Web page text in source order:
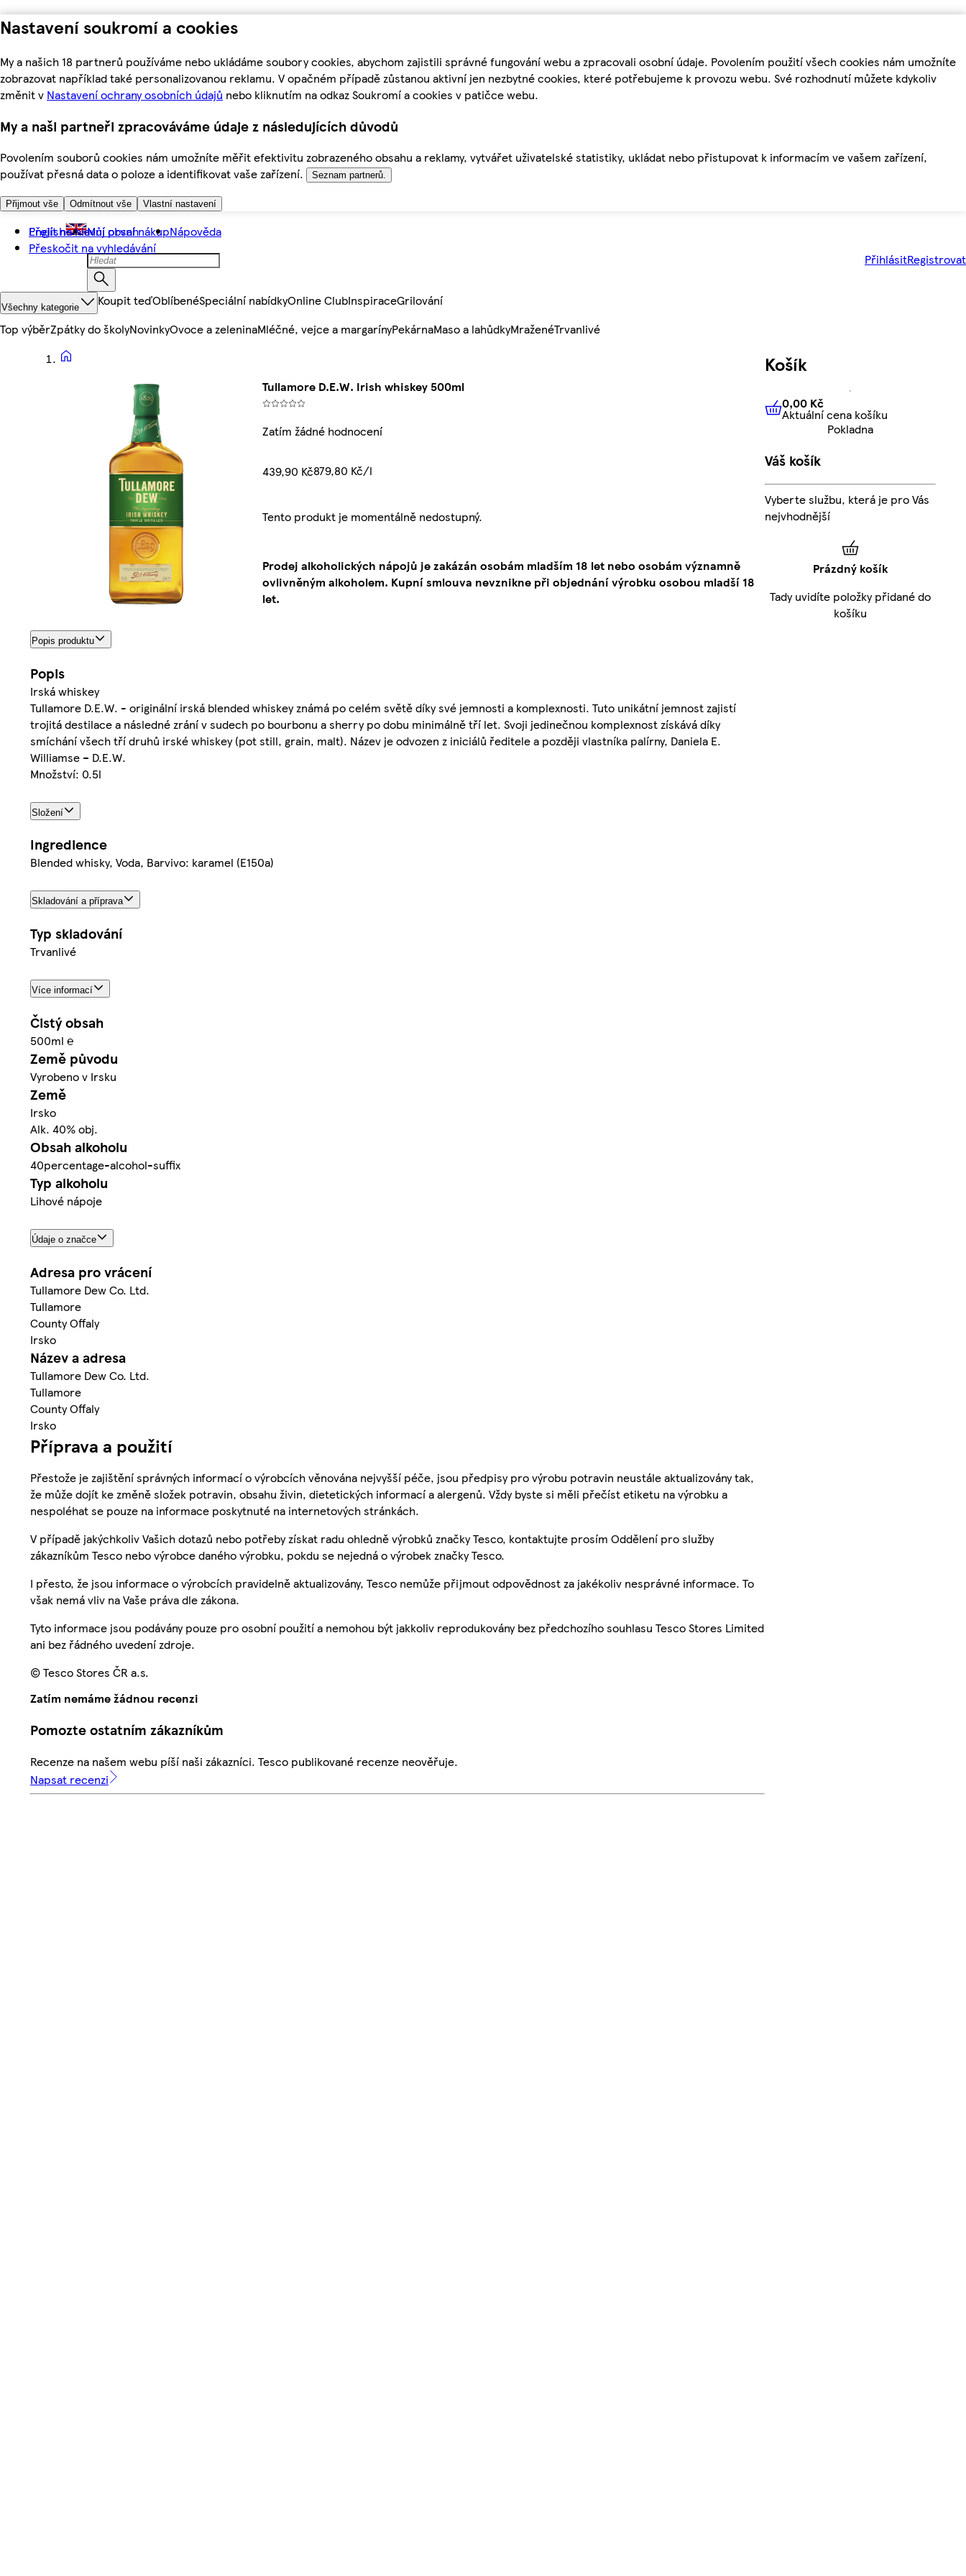
Nastavení soukromí a cookies
My a našich 18 partnerů používáme nebo ukládáme soubory cookies, abychom zajistili správné fungování webu a zpracovali osobní údaje. Povolením použití všech cookies nám umožníte
zobrazovat například také personalizovanou reklamu. V opačném případě zůstanou aktivní jen nezbytné cookies, které potřebujeme k provozu webu. Své rozhodnutí můžete kdykoliv
změnit v Nastavení ochrany osobních údajů nebo kliknutím na odkaz Soukromí a cookies v patičce webu.
My a naši partneři zpracováváme údaje z následujících důvodů
Povolením souborů cookies nám umožníte měřit efektivitu zobrazeného obsahu a reklamy, vytvářet uživatelské statistiky, ukládat nebo přistupovat k informacím ve vašem zařízení,
používat přesná data o poloze a identifikovat vaše zařízení.
Seznam partnerů.
Přijmout vše Odmítnout vše Vlastní nastavení
Přejít na hlavní obsah
Přeskočit na vyhledávání
English Můj první nákupNápověda
PřihlásitRegistrovat
Všechny kategorie Koupit teďOblíbenéSpeciální nabídkyOnline ClubInspiraceGrilování
Top výběrZpátky do školyNovinkyOvoce a zeleninaMléčné, vejce a margarínyPekárnaMaso a lahůdkyMraženéTrvanlivé
Tullamore D.E.W. Irish whiskey 500ml
Zatím žádné hodnocení
439,90 Kč879,80 Kč/l
Tento produkt je momentálně nedostupný.
Prodej alkoholických nápojů je zakázán osobám mladším 18 let nebo osobám významně
ovlivněným alkoholem. Kupní smlouva nevznikne při objednání výrobku osobou mladší 18
let.
Popis produktu
Popis
Irská whiskey
Tullamore D.E.W. - originální irská blended whiskey známá po celém světě díky své jemnosti a komplexnosti. Tuto unikátní jemnost zajistí
trojitá destilace a následné zrání v sudech po bourbonu a sherry po dobu minimálně tří let. Svoji jedinečnou komplexnost získává díky
smíchání všech tří druhů irské whiskey (pot still, grain, malt). Název je odvozen z iniciálů ředitele a později vlastníka palírny, Daniela E.
Williamse – D.E.W.
Množství: 0.5l
Složení
Ingredience
Blended whisky, Voda, Barvivo: karamel (E150a)
Skladování a příprava
Typ skladování
Trvanlivé
Více informací
Čistý obsah
500ml ℮
Země původu
Vyrobeno v Irsku
Země
Irsko
Alk. 40% obj.
Obsah alkoholu
40percentage-alcohol-suffix
Typ alkoholu
Lihové nápoje
Údaje o značce
Adresa pro vrácení
Tullamore Dew Co. Ltd.
Tullamore
County Offaly
Irsko
Název a adresa
Tullamore Dew Co. Ltd.
Tullamore
County Offaly
Irsko
Příprava a použití
Přestože je zajištění správných informací o výrobcích věnována nejvyšší péče, jsou předpisy pro výrobu potravin neustále aktualizovány tak,
že může dojít ke změně složek potravin, obsahu živin, dietetických informací a alergenů. Vždy byste si měli přečíst etiketu na výrobku a
nespoléhat se pouze na informace poskytnuté na internetových stránkách.
V případě jakýchkoliv Vašich dotazů nebo potřeby získat radu ohledně výrobků značky Tesco, kontaktujte prosím Oddělení pro služby
zákazníkům Tesco nebo výrobce daného výrobku, pokdu se nejedná o výrobek značky Tesco.
I přesto, že jsou informace o výrobcích pravidelně aktualizovány, Tesco nemůže přijmout odpovědnost za jakékoliv nesprávné informace. To
však nemá vliv na Vaše práva dle zákona.
Tyto informace jsou podávány pouze pro osobní použití a nemohou být jakkoliv reprodukovány bez předchozího souhlasu Tesco Stores Limited
ani bez řádného uvedení zdroje.
© Tesco Stores ČR a.s.
Zatím nemáme žádnou recenzi
Pomozte ostatním zákazníkům
Recenze na našem webu píší naši zákazníci. Tesco publikované recenze neověřuje.
Napsat recenzi
Košík
0,00 KčAktuální cena košíku
0,00 Kč
Aktuální cena košíku
Pokladna
Váš košík
Vyberte službu, která je pro Vás
nejvhodnější
Prázdný košík
Tady uvidíte položky přidané do
košíku